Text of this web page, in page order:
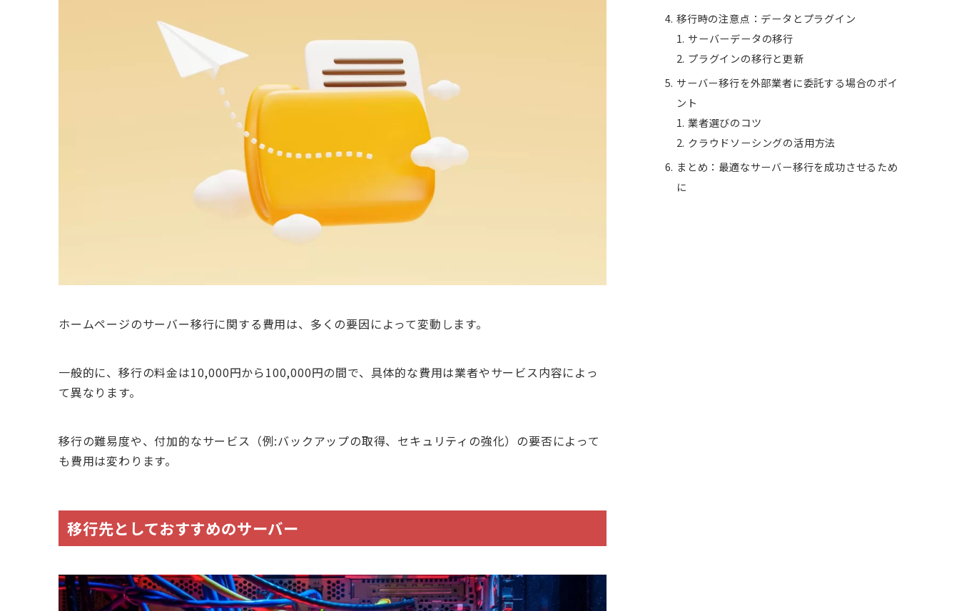
ホームページのサーバー移行に関する費用は、多くの要因によって変動します。
一般的に、移行の料金は10,000円から100,000円の間で、具体的な費用は業者やサービス内容によっ
て異なります。
移行の難易度や、付加的なサービス（例:バックアップの取得、セキュリティの強化）の要否によって
も費用は変わります。
移行先としておすすめのサーバー
移行時の注意点：データとプラグイン
サーバーデータの移行
プラグインの移行と更新
サーバー移行を外部業者に委託する場合のポイ
ント
業者選びのコツ
クラウドソーシングの活用方法
まとめ：最適なサーバー移行を成功させるため
に